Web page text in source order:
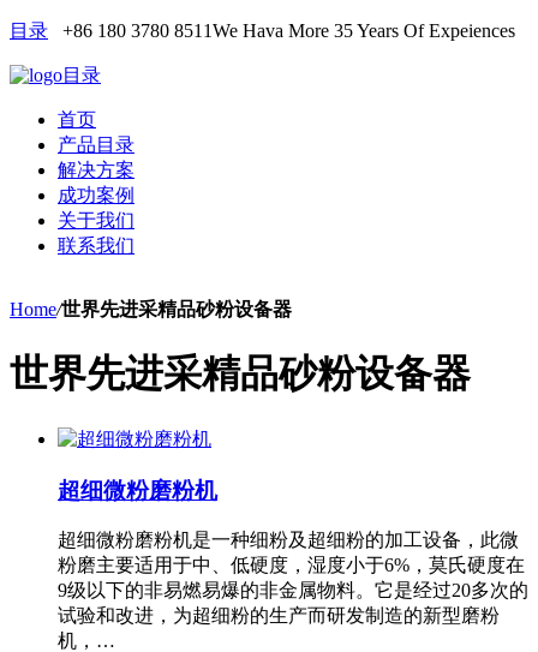
目录 +86 180 3780 8511We Hava More 35 Years Of Expeiences
目录
首页
产品目录
解决方案
成功案例
关于我们
联系我们
Home/世界先进采精品砂粉设备器
世界先进采精品砂粉设备器
超细微粉磨粉机
超细微粉磨粉机是一种细粉及超细粉的加工设备，此微
粉磨主要适用于中、低硬度，湿度小于6%，莫氏硬度在
9级以下的非易燃易爆的非金属物料。它是经过20多次的
试验和改进，为超细粉的生产而研发制造的新型磨粉
机，…